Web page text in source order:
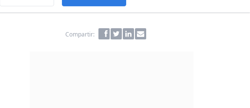
Compartir: